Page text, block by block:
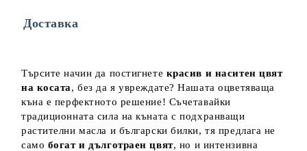
Ние ще се свържем с вас в рамките на работния ден.
Доставка
Търсите начин да постигнете красив и наситен цвят
на косата, без да я увреждате? Нашата оцветяваща
къна е перфектното решение! Съчетавайки
традиционната сила на къната с подхранващи
растителни масла и български билки, тя предлага не
само богат и дълготраен цвят, но и интензивна